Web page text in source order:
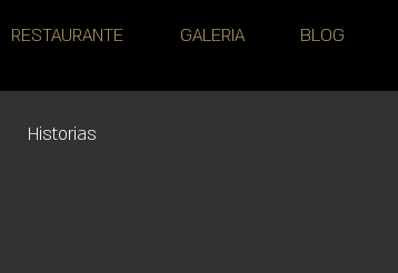
RESTAURANTE GALERIA BLOG
Historias